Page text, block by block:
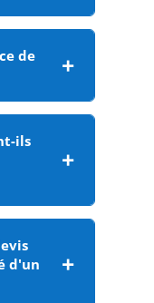
de
ils
d'un